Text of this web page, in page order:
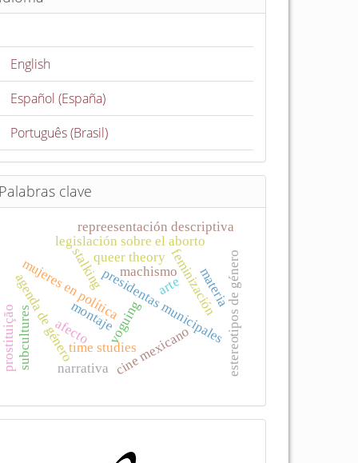
English
Español (España)
Português (Brasil)
Palabras clave
stalkingpresidentas municipales
cine mexicano
mujeres en política
legislación sobre el aborto
machismo
agenda de género feminización
repreesentación descriptiva
voguing
queer theory
time studies
subcultures afecto estereotipos de género
materia
narrativa
montaje
arte
prostituição